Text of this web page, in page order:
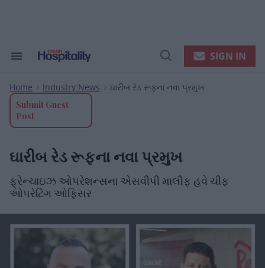
Search
Navigation
Open
SIGN IN
Home > Industry News > ઘારીબ રેડ રૂફના નવા પ્રમુખ
Submit Guest
Post
ઘારીબ રેડ રૂફના નવા પ્રમુખ
ફ્રેન્ચાઇઝ ઓપરેશન્સના એસવીપી માલૌફ હવે ચીફ
ઓપરેટિંગ ઓફિસર